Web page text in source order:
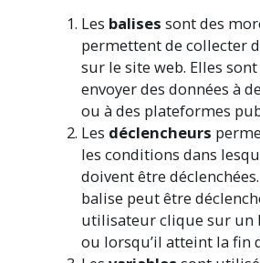
Les balises sont des
permettent de collecter
sur le site web. Elles
envoyer des données à
ou à des plateformes
Les déclencheurs
les conditions dans
doivent être
balise peut être
utilisateur clique sur un
ou lorsqu’il atteint la fin